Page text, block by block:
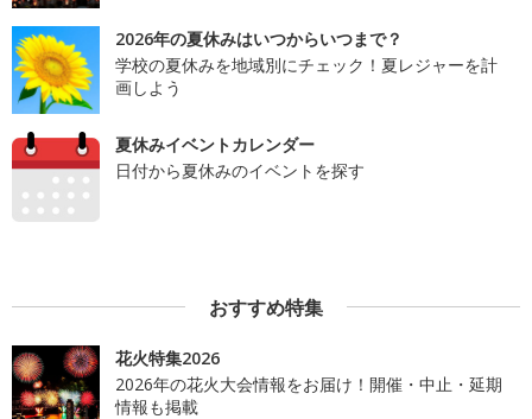
2026年の夏休みはいつからいつまで？
学校の夏休みを地域別にチェック！夏レジャーを計
画しよう
夏休みイベントカレンダー
日付から夏休みのイベントを探す
おすすめ特集
花火特集2026
2026年の花火大会情報をお届け！開催・中止・延期
情報も掲載